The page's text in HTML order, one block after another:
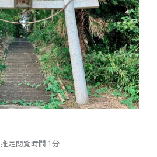
推定閲覧時間 1分